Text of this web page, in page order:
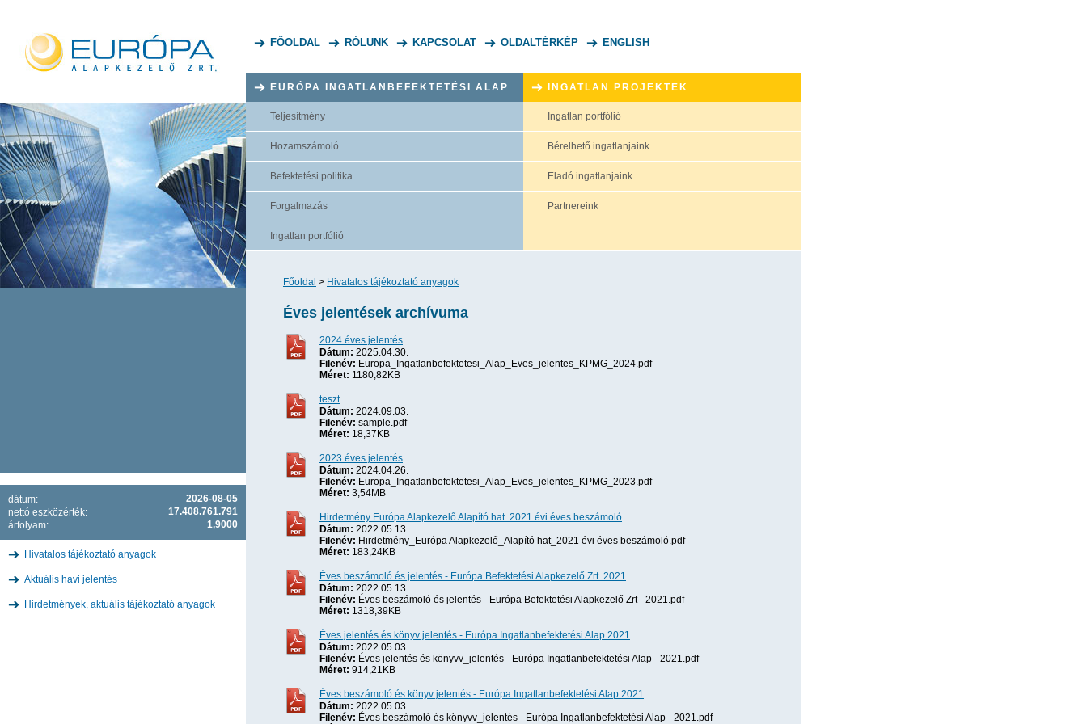
FŐOLDAL RÓLUNK KAPCSOLAT OLDALTÉRKÉP ENGLISH
2026-08-05
dátum:
17.408.761.791
nettó eszközérték:
1,9000
árfolyam:
Hivatalos tájékoztató anyagok
Aktuális havi jelentés
Hirdetmények, aktuális tájékoztató anyagok
EURÓPA INGATLANBEFEKTETÉSI ALAP
Teljesítmény
Hozamszámoló
Befektetési politika
Forgalmazás
Ingatlan portfólió
INGATLAN PROJEKTEK
Ingatlan portfólió
Bérelhető ingatlanjaink
Eladó ingatlanjaink
Partnereink
Főoldal > Hivatalos tájékoztató anyagok
Éves jelentések archívuma
2024 éves jelentés
Dátum: 2025.04.30.
Filenév: Europa_Ingatlanbefektetesi_Alap_Eves_jelentes_KPMG_2024.pdf
Méret: 1180,82KB
teszt
Dátum: 2024.09.03.
Filenév: sample.pdf
Méret: 18,37KB
2023 éves jelentés
Dátum: 2024.04.26.
Filenév: Europa_Ingatlanbefektetesi_Alap_Eves_jelentes_KPMG_2023.pdf
Méret: 3,54MB
Hirdetmény Európa Alapkezelő Alapító hat. 2021 évi éves beszámoló
Dátum: 2022.05.13.
Filenév: Hirdetmény_Európa Alapkezelő_Alapító hat_2021 évi éves beszámoló.pdf
Méret: 183,24KB
Éves beszámoló és jelentés - Európa Befektetési Alapkezelő Zrt. 2021
Dátum: 2022.05.13.
Filenév: Éves beszámoló és jelentés - Európa Befektetési Alapkezelő Zrt - 2021.pdf
Méret: 1318,39KB
Éves jelentés és könyv jelentés - Európa Ingatlanbefektetési Alap 2021
Dátum: 2022.05.03.
Filenév: Éves jelentés és könyvv_jelentés - Európa Ingatlanbefektetési Alap - 2021.pdf
Méret: 914,21KB
Éves beszámoló és könyv jelentés - Európa Ingatlanbefektetési Alap 2021
Dátum: 2022.05.03.
Filenév: Éves beszámoló és könyvv_jelentés - Európa Ingatlanbefektetési Alap - 2021.pdf